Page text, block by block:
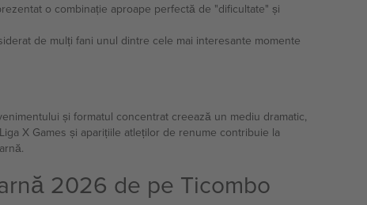
o combinație aproape perfectă de "dificultate" și
de mulți fani unul dintre cele mai interesante momente
și formatul concentrat creează un mediu dramatic,
X Games și aparițiile atleților de renume contribuie la
2026 de pe Ticombo